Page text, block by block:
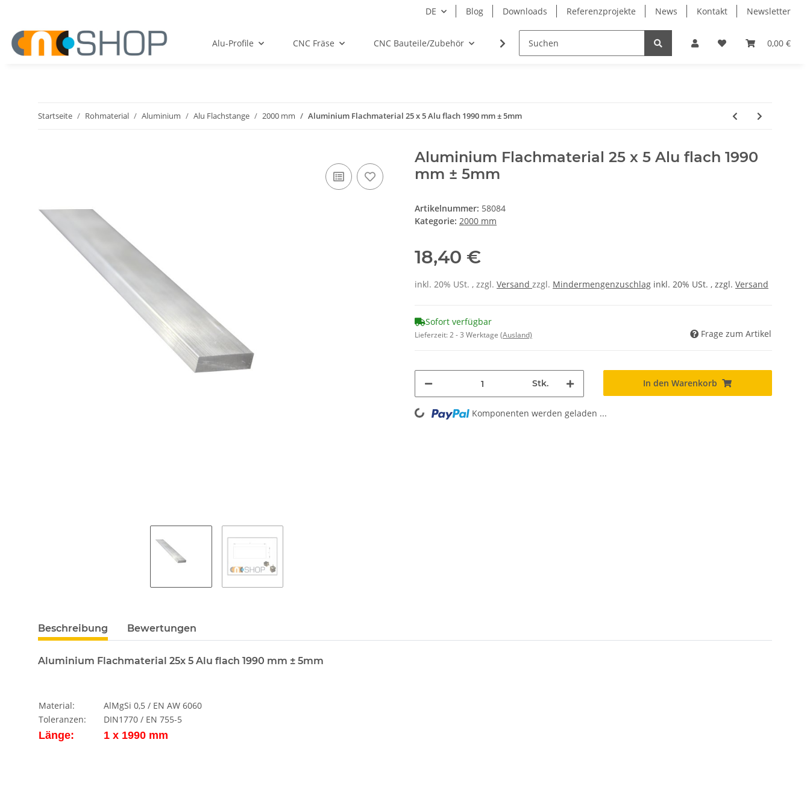
DE Blog Downloads Referenzprojekte News Kontakt Newsletter
0,00 €
Alu-Profile CNC Fräse CNC Bauteile/Zubehör Elektro Lagertechnik Lineartechnik
Startseite Rohmaterial Aluminium Alu Flachstange 2000 mm Aluminium Flachmaterial 25 x 5 Alu flach 1990 mm ± 5mm
Aluminium Flachmaterial 25 x 5 Alu flach 1990
mm ± 5mm
Artikelnummer: 58084
Kategorie: 2000 mm
18,40 €
inkl. 20% USt. , zzgl. Versand zzgl. Mindermengenzuschlag inkl. 20% USt. , zzgl. Versand
Sofort verfügbar
Lieferzeit:2 - 3 Werktage (Ausland) Frage zum Artikel
Stk. In den Warenkorb
Loading... Komponenten werden geladen ...
Beschreibung Bewertungen
Aluminium Flachmaterial 25x 5 Alu flach 1990 mm ± 5mm
Material:
AlMgSi 0,5 / EN AW 6060
Toleranzen:
DIN1770 / EN 755-5
Länge: 1 x 1990 mm